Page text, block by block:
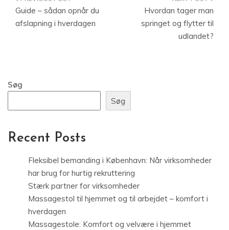
Guide – sådan opnår du
afslapning i hverdagen
Hvordan tager man
springet og flytter til
udlandet?
Søg
Søg
Recent Posts
Fleksibel bemanding i København: Når virksomheder
har brug for hurtig rekruttering
Stærk partner for virksomheder
Massagestol til hjemmet og til arbejdet – komfort i
hverdagen
Massagestole: Komfort og velvære i hjemmet